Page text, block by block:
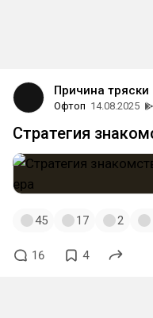
Причина тряски
Офтоп 14.08.2025
Стратегия
45 17 2
16 4